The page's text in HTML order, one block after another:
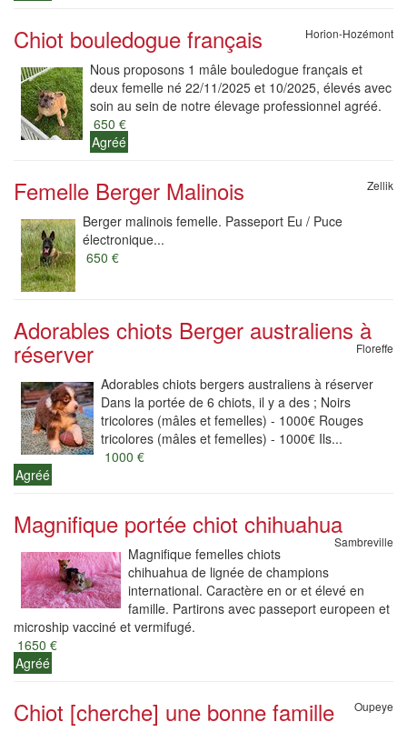
Chiot bouledogue français Horion-Hozémont
Nous proposons 1 mâle bouledogue français et
deux femelle né 22/11/2025 et 10/2025, élevés avec
soin au sein de notre élevage professionnel agréé.
650 €
Agréé
Femelle Berger Malinois Zellik
Berger malinois femelle. Passeport Eu / Puce
électronique...
650 €
Adorables chiots Berger australiens à
réserver Floreffe
Adorables chiots bergers australiens à réserver
Dans la portée de 6 chiots, il y a des ; Noirs
tricolores (mâles et femelles) - 1000€ Rouges
tricolores (mâles et femelles) - 1000€ Ils...
1000 €
Agréé
Magnifique portée chiot chihuahua
Sambreville
Magnifique femelles chiots
chihuahua de lignée de champions
international. Caractère en or et élevé en
famille. Partirons avec passeport europeen et
microship vacciné et vermifugé.
1650 €
Agréé
Chiot [cherche] une bonne famille Oupeye